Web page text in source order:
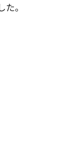
。